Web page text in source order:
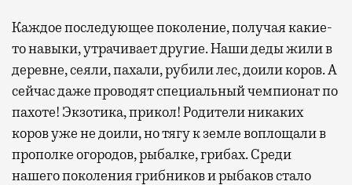
Каждое последующее поколение, получая какие-
то навыки, утрачивает другие. Наши деды жили в
деревне, сеяли, пахали, рубили лес, доили коров. А
сейчас даже проводят специальный чемпионат по
пахоте! Экзотика, прикол! Родители никаких
коров уже не доили, но тягу к земле воплощали в
прополке огородов, рыбалке, грибах. Среди
нашего поколения грибников и рыбаков стало